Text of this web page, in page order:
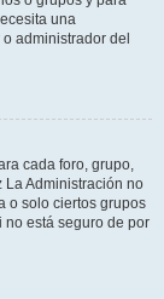
una
administrador del
cada foro, grupo,
La Administración no
o solo ciertos grupos
está seguro de por